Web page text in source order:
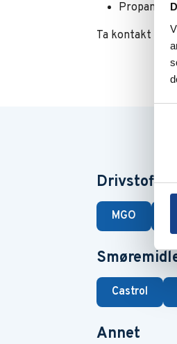
Propan 10
Ta kontakt med
Drivstoff
MGO
Castrol
Annet